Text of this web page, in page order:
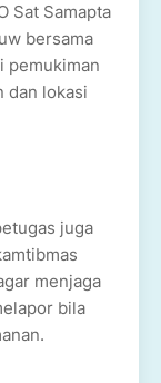
Sat Samapta
bersama
pemukiman
dan lokasi
juga
menjaga
bila